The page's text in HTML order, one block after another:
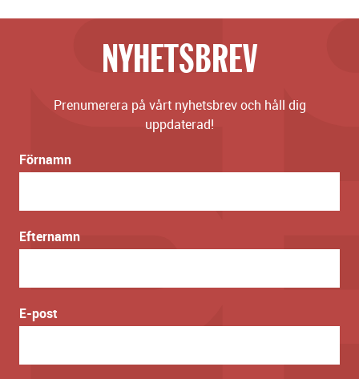
NYHETSBREV
Prenumerera på vårt nyhetsbrev och håll dig
uppdaterad!
Förnamn
Efternamn
E-post